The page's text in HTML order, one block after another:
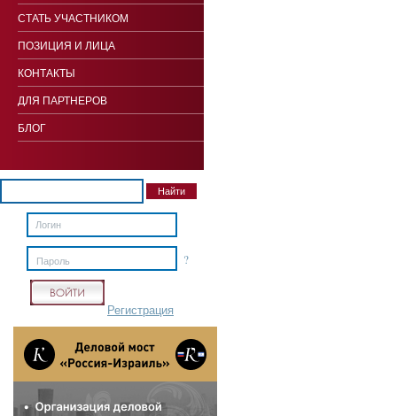
СТАТЬ УЧАСТНИКОМ
ПОЗИЦИЯ И ЛИЦА
КОНТАКТЫ
ДЛЯ ПАРТНЕРОВ
БЛОГ
?
Пароль
Регистрация